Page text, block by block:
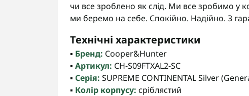
чи все зроблено як слід. Ми все зробимо у
ми беремо на себе. Спокійно. Надійно. З
Технічні характеристики
▪️ Бренд: Cooper&Hunter
▪️ Артикул: CH-S09FTXAL2-SC
▪️ Серія: SUPREME CONTINENTAL Silver
▪️ Колір корпусу: сріблястий